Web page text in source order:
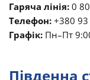
Гаряча лінія: 0
Телефон: +380 93
Графік: Пн–Пт
Південна